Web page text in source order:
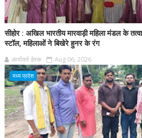
सीहोर : अखिल भारतीय मारवाड़ी महिला मंडल के
स्टॉल, महिलाओं ने बिखेरे हुनर के रंग
आर्यावर्त डेस्क Aug 06, 2026
मध्य प्रदेश